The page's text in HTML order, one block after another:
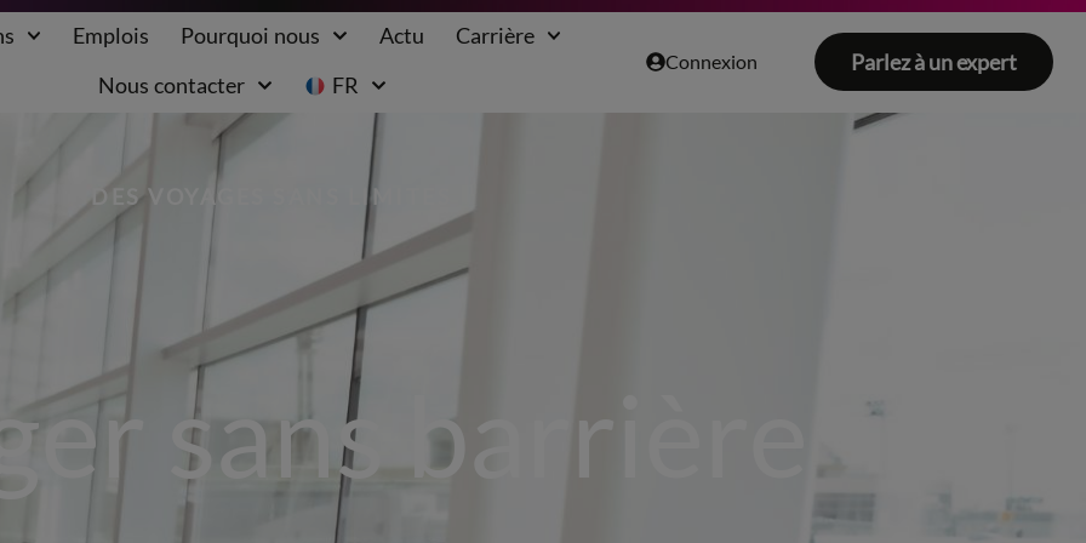
Emplois Pourquoi nous Actu
Carrière
Nous contacter
FR
Connexion Parlez à un expert
DES VOYAGES SANS LIMITES
sans barrière